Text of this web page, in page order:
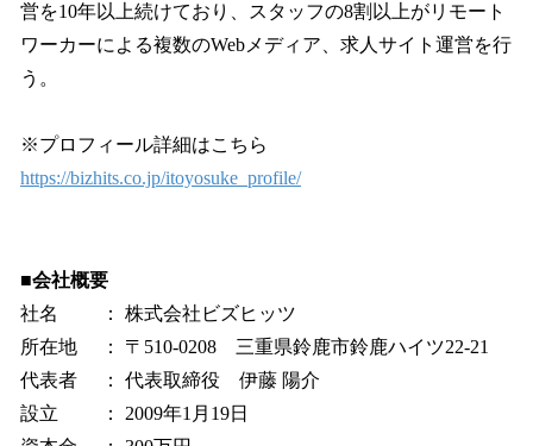
営を10年以上続けており、スタッフの8割以上がリモート
ワーカーによる複数のWebメディア、求人サイト運営を行
う。
※プロフィール詳細はこちら
https://bizhits.co.jp/itoyosuke_profile/
■会社概要
社名 ： 株式会社ビズヒッツ
所在地 ： 〒510-0208 三重県鈴鹿市鈴鹿ハイツ22-21
代表者 ： 代表取締役 伊藤 陽介
設立 ： 2009年1月19日